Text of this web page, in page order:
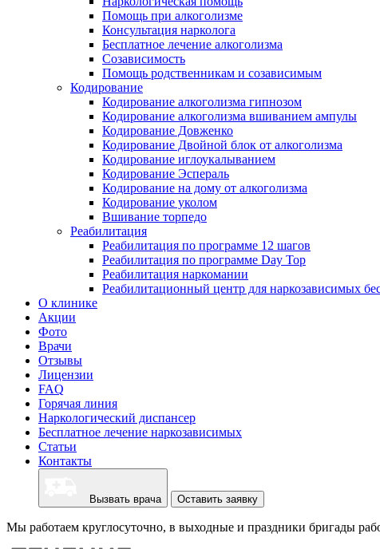
Помощь при алкоголизме
Консультация нарколога
Бесплатное лечение алкоголизма
Созависимость
Помощь родственникам и созависимым
Кодирование
Кодирование алкоголизма гипнозом
Кодирование алкоголизма вшиванием ампулы
Кодирование Довженко
Кодирование Двойной блок от алкоголизма
Кодирование иглоукалыванием
Кодирование Эспераль
Кодирование на дому от алкоголизма
Кодирование уколом
Вшивание торпедо
Реабилитация
Реабилитация по программе 12 шагов
Реабилитация по программе Day Top
Реабилитация наркомании
Реабилитационный центр для наркозависимых
О клинике
Акции
Фото
Врачи
Отзывы
Лицензии
FAQ
Горячая линия
Наркологический диспансер
Бесплатное лечение наркозависимых
Статьи
Контакты
Вызвать врача Оставить заявку
Мы работаем круглосуточно, в выходные и праздники бригады